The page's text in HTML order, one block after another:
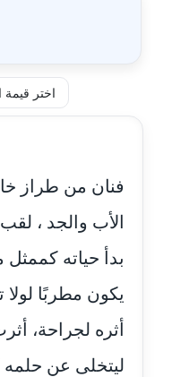
مدونة
عاملة
عاملة
مدونة أحمد
عاملة
مدونة اريج
مدونة
فنان من طراز
الأب والجد ،
بدأ حياته
يكون مطربًا
أثره لجراحة،
ليتخلى عن